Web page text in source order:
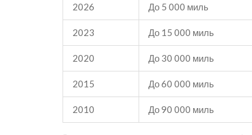
2026 До 5 000 миль
2023 До 15 000 миль
2020 До 30 000 миль
2015 До 60 000 миль
2010 До 90 000 миль